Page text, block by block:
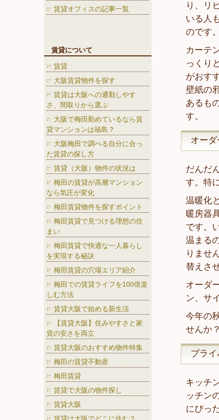
り、リ
いる人
のです
カーテ
っくり
がおす
壁紙の
あるも
す。
オー
だんだ
す。特
温暖化
暖房器
です。
温まる
りませ
替えさ
オーダ
ン、サ
今年の
せんか
プラ
キッチ
ッチン
にぴっ
賃貸オフィスの記事一覧
賃貸について
賃貸
大阪賃貸物件を探す
賃貸は大阪への通勤しやす
さ、間取りから選ぶ
大阪で梅田勤めているなら賃
貸マンションは福島？
大阪梅田で調べる自分に合っ
た賃貸の探し方
賃貸（大阪）物件の状況は
梅田の賃貸が高層マンション
なら気圧が変化
梅田賃貸物件を探すポイント
梅田賃貸で見つける理想の住
まい
梅田賃貸で快適な一人暮らし
を実現する秘訣
梅田賃貸の穴場エリア紹介
梅田での賃貸ライフを100倍楽
しむ方法
賃貸大阪で始める新生活
【賃貸大阪】住みやすさと家
賃の安さを両立
賃貸大阪のおすすめ物件特集
梅田の賃貸不動産
梅田賃貸
賃貸で大阪の物件探し
賃貸大阪